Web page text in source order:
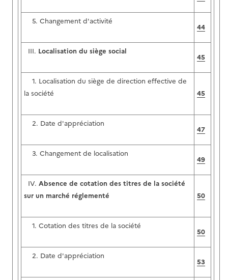
5. Changement d'activité
44
III. Localisation du siège social
45
1. Localisation du siège de direction effective de
la société
45
2. Date d'appréciation
47
3. Changement de localisation
49
IV. Absence de cotation des titres de la société
sur un marché réglementé
50
1. Cotation des titres de la société
50
2. Date d'appréciation
53